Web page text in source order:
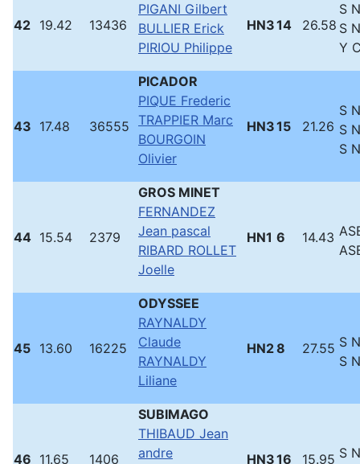
42 19.42 13436
PIGANI Gilbert
BULLIER Erick
PIRIOU Philippe
HN314 26.58
S
S
Y
43 17.48 36555
PICADOR
PIQUE Frederic
TRAPPIER Marc
BOURGOIN
Olivier
HN315 21.26
S
S
S
44 15.54 2379
GROS MINET
FERNANDEZ
Jean pascal
RIBARD ROLLET
Joelle
HN1 6 14.43
45 13.60 16225
ODYSSEE
RAYNALDY
Claude
RAYNALDY
Liliane
HN28 27.55 S
S
46 11.65 1406
SUBIMAGO
THIBAUD Jean
andre
HN316 15.95 S